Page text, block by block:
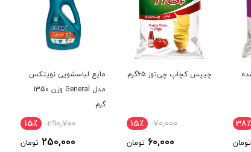
38٪
تومان
چیپس کچاپ چی‌توز ۶۵گرم
70,000 15٪
60,000 تومان
مایع لباسشویی نویتکس
مدل General وزن 1350
گرم
290,700 15٪
250,000 تومان